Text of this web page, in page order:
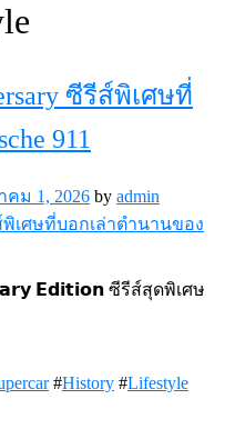
ซีรีส์พิเศษที่
911
ม 1, 2026 by admin
𝗘𝗱𝗶𝘁𝗶𝗼𝗻 ซีรีส์สุดพิเศษ
#History #Lifestyle